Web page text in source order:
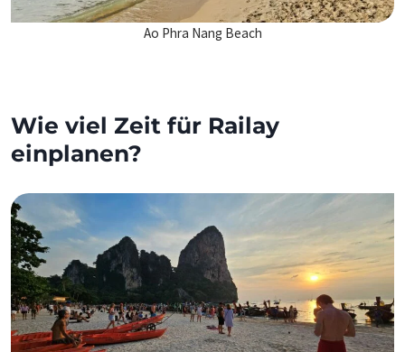
Ao Phra Nang Beach
Wie viel Zeit für Railay
einplanen?